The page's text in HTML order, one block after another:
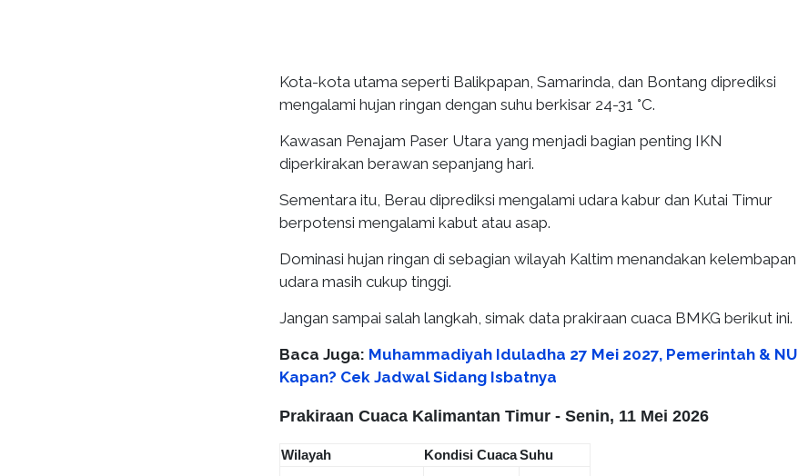
Kota-kota utama seperti Balikpapan, Samarinda, dan Bontang diprediksi
mengalami hujan ringan dengan suhu berkisar 24-31 °C.
Kawasan Penajam Paser Utara yang menjadi bagian penting IKN
diperkirakan berawan sepanjang hari.
Sementara itu, Berau diprediksi mengalami udara kabur dan Kutai Timur
berpotensi mengalami kabut atau asap.
Dominasi hujan ringan di sebagian wilayah Kaltim menandakan kelembapan
udara masih cukup tinggi.
Jangan sampai salah langkah, simak data prakiraan cuaca BMKG berikut ini.
Baca Juga: Muhammadiyah Iduladha 27 Mei 2027, Pemerintah & NU
Kapan? Cek Jadwal Sidang Isbatnya
Prakiraan Cuaca Kalimantan Timur - Senin, 11 Mei 2026
Wilayah Kondisi CuacaSuhu